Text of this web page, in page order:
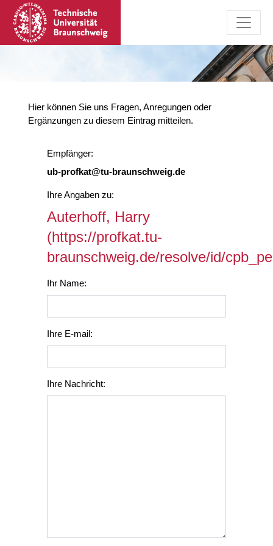
Hier können Sie uns Fragen, Anregungen oder
Ergänzungen zu diesem Eintrag mitteilen.
Empfänger:
ub-profkat@tu-braunschweig.de
Ihre Angaben zu:
Auterhoff, Harry
(https://profkat.tu-
braunschweig.de/resolve/id/
Ihr Name:
Ihre E-mail:
Ihre Nachricht: